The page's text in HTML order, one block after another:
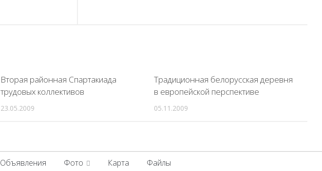
Вторая районная Спартакиада
трудовых коллективов
23.05.2009
Традиционная белорусская деревня
в европейской перспективе
05.11.2009
Объявления Фото Карта Файлы